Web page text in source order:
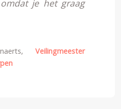
je het graag
Veilingmeester